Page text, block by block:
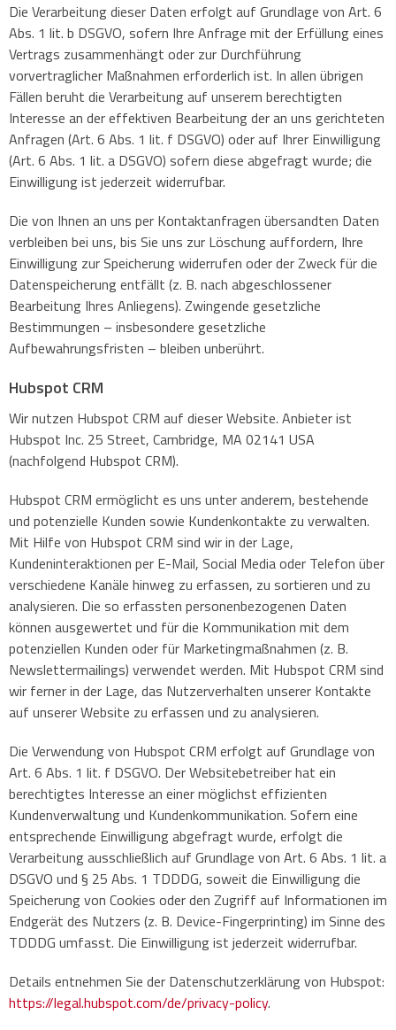
Die Verarbeitung dieser Daten erfolgt auf Grundlage von Art. 6
Abs. 1 lit. b DSGVO, sofern Ihre Anfrage mit der Erfüllung eines
Vertrags zusammenhängt oder zur Durchführung
vorvertraglicher Maßnahmen erforderlich ist. In allen übrigen
Fällen beruht die Verarbeitung auf unserem berechtigten
Interesse an der effektiven Bearbeitung der an uns gerichteten
Anfragen (Art. 6 Abs. 1 lit. f DSGVO) oder auf Ihrer Einwilligung
(Art. 6 Abs. 1 lit. a DSGVO) sofern diese abgefragt wurde; die
Einwilligung ist jederzeit widerrufbar.
Die von Ihnen an uns per Kontaktanfragen übersandten Daten
verbleiben bei uns, bis Sie uns zur Löschung auffordern, Ihre
Einwilligung zur Speicherung widerrufen oder der Zweck für die
Datenspeicherung entfällt (z. B. nach abgeschlossener
Bearbeitung Ihres Anliegens). Zwingende gesetzliche
Bestimmungen – insbesondere gesetzliche
Aufbewahrungsfristen – bleiben unberührt.
Hubspot CRM
Wir nutzen Hubspot CRM auf dieser Website. Anbieter ist
Hubspot Inc. 25 Street, Cambridge, MA 02141 USA
(nachfolgend Hubspot CRM).
Hubspot CRM ermöglicht es uns unter anderem, bestehende
und potenzielle Kunden sowie Kundenkontakte zu verwalten.
Mit Hilfe von Hubspot CRM sind wir in der Lage,
Kundeninteraktionen per E-Mail, Social Media oder Telefon über
verschiedene Kanäle hinweg zu erfassen, zu sortieren und zu
analysieren. Die so erfassten personenbezogenen Daten
können ausgewertet und für die Kommunikation mit dem
potenziellen Kunden oder für Marketingmaßnahmen (z. B.
Newslettermailings) verwendet werden. Mit Hubspot CRM sind
wir ferner in der Lage, das Nutzerverhalten unserer Kontakte
auf unserer Website zu erfassen und zu analysieren.
Die Verwendung von Hubspot CRM erfolgt auf Grundlage von
Art. 6 Abs. 1 lit. f DSGVO. Der Websitebetreiber hat ein
berechtigtes Interesse an einer möglichst effizienten
Kundenverwaltung und Kundenkommunikation. Sofern eine
entsprechende Einwilligung abgefragt wurde, erfolgt die
Verarbeitung ausschließlich auf Grundlage von Art. 6 Abs. 1 lit. a
DSGVO und § 25 Abs. 1 TDDDG, soweit die Einwilligung die
Speicherung von Cookies oder den Zugriff auf Informationen im
Endgerät des Nutzers (z. B. Device-Fingerprinting) im Sinne des
TDDDG umfasst. Die Einwilligung ist jederzeit widerrufbar.
Details entnehmen Sie der Datenschutzerklärung von Hubspot:
https://legal.hubspot.com/de/privacy-policy.